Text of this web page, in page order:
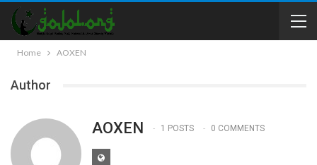
Home AOXEN
Author
AOXEN 1 POSTS 0 COMMENTS